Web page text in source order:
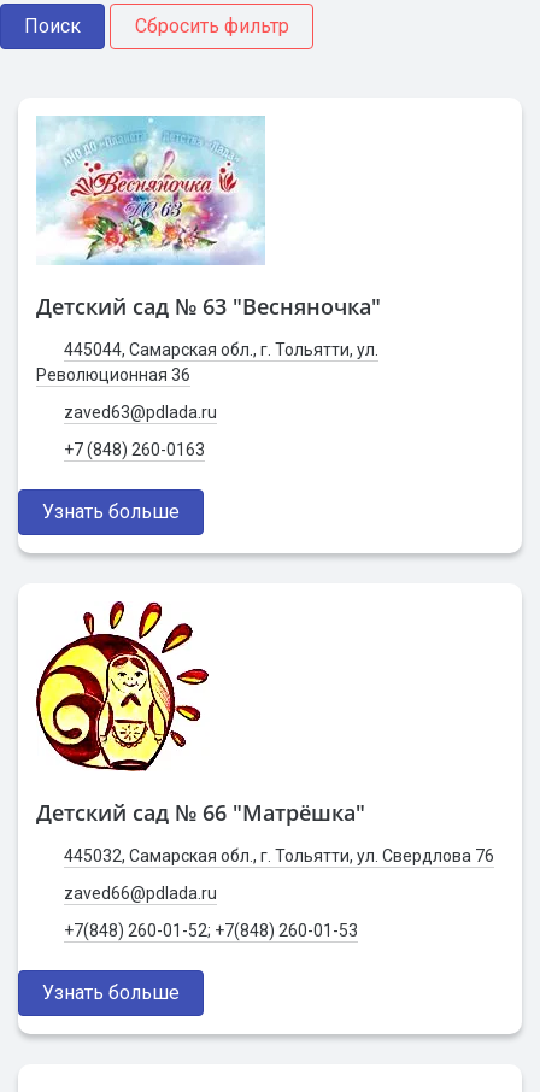
Детский сад № 63 "Весняночка"
445044, Самарская обл., г. Тольятти, ул.
Революционная 36
zaved63@pdlada.ru
+7 (848) 260-0163
Узнать больше
Детский сад № 66 "Матрёшка"
445032, Самарская обл., г. Тольятти, ул. Свердлова 76
zaved66@pdlada.ru
+7(848) 260-01-52; +7(848) 260-01-53
Узнать больше